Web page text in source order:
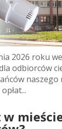
2026 roku
odbiorców
w